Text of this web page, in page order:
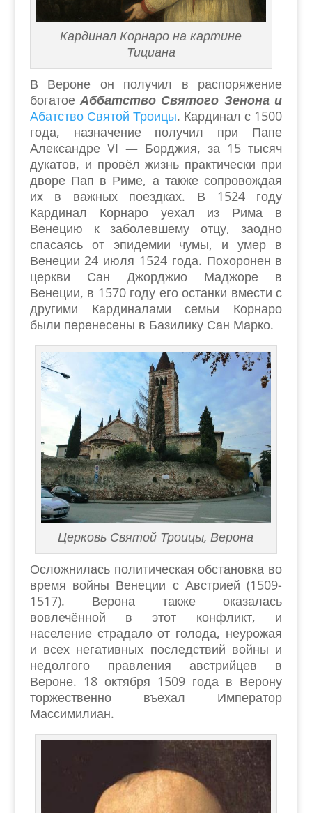
Кардинал Корнаро на картине
Тициана
В Вероне он получил в распоряжение
богатоеАббатство Святого Зенона и
Абатство Святой Троицы. Кардинал с 1500
года, назначение получил при Папе
Александре VI — Борджия, за 15 тысяч
дукатов, и провёл жизнь практически при
дворе Пап в Риме, а также сопровождая
их в важных поездках. В 1524 году
Кардинал Корнаро уехал из Рима в
Венецию к заболевшему отцу, заодно
спасаясь от эпидемии чумы, и умер в
Венеции 24 июля 1524 года. Похоронен в
церкви Сан Джорджио Маджоре в
Венеции, в 1570 году его останки вмести с
другими Кардиналами семьи Корнаро
были перенесены в Базилику Сан Марко.
Церковь Святой Троицы, Верона
Осложнилась политическая обстановка во
время войны Венеции с Австрией (1509-
1517). Верона также оказалась
вовлечённой в этот конфликт, и
население страдало от голода, неурожая
и всех негативных последствий войны и
недолгого правления австрийцев в
Вероне. 18 октября 1509 года в Верону
торжественно въехал Император
Массимилиан.